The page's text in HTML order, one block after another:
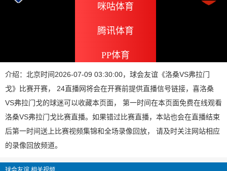
咪咕体育
腾讯体育
PP体育
介绍：北京时间2026-07-09 03:30:00，球会友谊《洛桑VS弗拉门
戈》比赛开赛， 24直播网将会在开赛前提供直播信号链接，喜洛桑
VS弗拉门戈的球迷可以收藏本页面， 第一时间在本页面免费在线观看
洛桑VS弗拉门戈比赛直播。如果错过比赛直播，本站也会在直播结束
后第一时间送上比赛视频集锦和全场录像回放， 请及时关注网站相应
的录像回放频道。